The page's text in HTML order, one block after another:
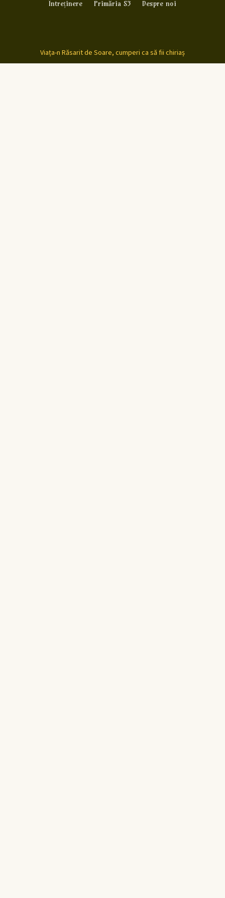
Întreținere Primăria S3 Despre noi
Viața-n Răsarit de Soare, cumperi ca să fii chiriaș